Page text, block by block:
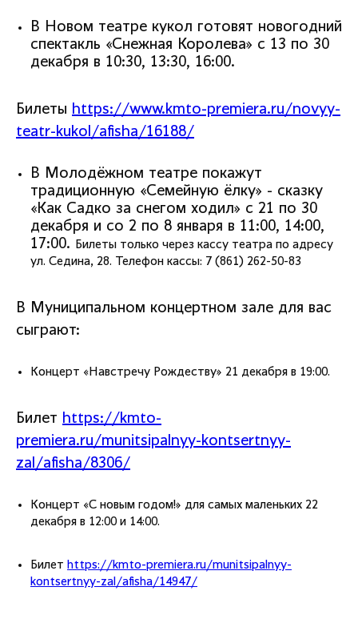
В Новом театре кукол готовят новогодний
спектакль «Снежная Королева» с 13 по 30
декабря в 10:30, 13:30, 16:00.
Билеты https://www.kmto-premiera.ru/novyy-
teatr-kukol/afisha/16188/
В Молодёжном театре покажут
традиционную «Семейную ёлку» - сказку
«Как Садко за снегом ходил» с 21 по 30
декабря и со 2 по 8 января в 11:00, 14:00,
17:00.
Билеты только через кассу театра по адресу
ул. Седина, 28. Телефон кассы: 7 (861) 262-50-83
В Муниципальном концертном зале для вас
сыграют:
Концерт «Навстречу Рождеству» 21 декабря в 19:00.
Билет https://kmto-
premiera.ru/munitsipalnyy-kontsertnyy-
zal/afisha/8306/
Концерт «С новым годом!» для самых маленьких 22
декабря в 12:00 и 14:00.
Билет https://kmto-premiera.ru/munitsipalnyy-
kontsertnyy-zal/afisha/14947/